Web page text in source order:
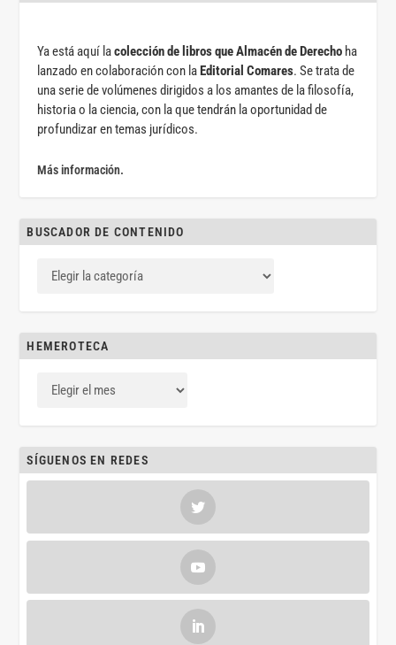
Ya está aquí lacolección de libros que Almacén de Derecho ha
lanzado en colaboración con laEditorial Comares. Se trata de
una serie de volúmenes dirigidos a los amantes de la filosofía,
historia o la ciencia, con la que tendrán la oportunidad de
profundizar en temas jurídicos.
Más información.
BUSCADOR DE CONTENIDO
HEMEROTECA
SÍGUENOS EN REDES